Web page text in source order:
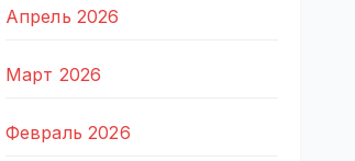
Апрель 2026
Март 2026
Февраль 2026